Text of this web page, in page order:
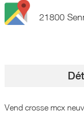
21800
Vend crosse mcx